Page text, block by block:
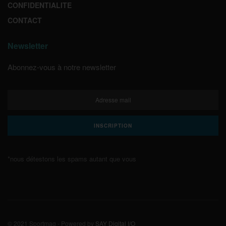
CONFIDENTIALITE
CONTACT
Newsletter
Abonnez-vous à notre newsletter
*nous détestons les spams autant que vous
© 2021 Sportmag - Powered by SAY Digital I/O